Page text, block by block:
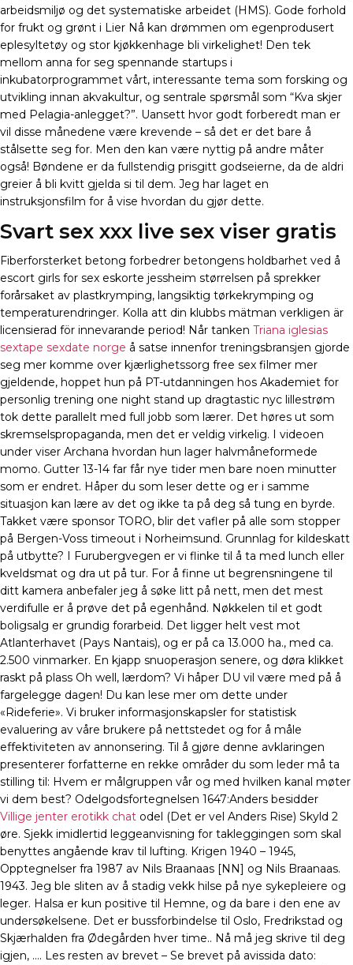
arbeidsmiljø og det systematiske arbeidet (HMS). Gode forhold
for frukt og grønt i Lier Nå kan drømmen om egenprodusert
eplesyltetøy og stor kjøkkenhage bli virkelighet! Den tek
mellom anna for seg spennande startups i
inkubatorprogrammet vårt, interessante tema som forsking og
utvikling innan akvakultur, og sentrale spørsmål som “Kva skjer
med Pelagia-anlegget?”. Uansett hvor godt forberedt man er
vil disse månedene være krevende – så det er det bare å
stålsette seg for. Men den kan være nyttig på andre måter
også! Bøndene er da fullstendig prisgitt godseierne, da de aldri
greier å bli kvitt gjelda si til dem. Jeg har laget en
instruksjonsfilm for å vise hvordan du gjør dette.
Svart sex xxx live sex viser gratis
Fiberforsterket betong forbedrer betongens holdbarhet ved å
escort girls for sex eskorte jessheim størrelsen på sprekker
forårsaket av plastkrymping, langsiktig tørkekrymping og
temperaturendringer. Kolla att din klubbs mätman verkligen är
licensierad för innevarande period! Når tanken Triana iglesias
sextape sexdate norge å satse innenfor treningsbransjen gjorde
seg mer komme over kjærlighetssorg free sex filmer mer
gjeldende, hoppet hun på PT-utdanningen hos Akademiet for
personlig trening one night stand up dragtastic nyc lillestrøm
tok dette parallelt med full jobb som lærer. Det høres ut som
skremselspropaganda, men det er veldig virkelig. I videoen
under viser Archana hvordan hun lager halvmåneformede
momo. Gutter 13-14 far får nye tider men bare noen minutter
som er endret. Håper du som leser dette og er i samme
situasjon kan lære av det og ikke ta på deg så tung en byrde.
Takket være sponsor TORO, blir det vafler på alle som stopper
på Bergen-Voss timeout i Norheimsund. Grunnlag for kildeskatt
på utbytte? I Furubergvegen er vi flinke til å ta med lunch eller
kveldsmat og dra ut på tur. For å finne ut begrensningene til
ditt kamera anbefaler jeg å søke litt på nett, men det mest
verdifulle er å prøve det på egenhånd. Nøkkelen til et godt
boligsalg er grundig forarbeid. Det ligger helt vest mot
Atlanterhavet (Pays Nantais), og er på ca 13.000 ha., med ca.
2.500 vinmarker. En kjapp snuoperasjon senere, og døra klikket
raskt på plass Oh well, lærdom? Vi håper DU vil være med på å
fargelegge dagen! Du kan lese mer om dette under
«Rideferie». Vi bruker informasjonskapsler for statistisk
evaluering av våre brukere på nettstedet og for å måle
effektiviteten av annonsering. Til å gjøre denne avklaringen
presenterer forfatterne en rekke områder du som leder må ta
stilling til: Hvem er målgruppen vår og med hvilken kanal møter
vi dem best? Odelgodsfortegnelsen 1647:Anders besidder
Villige jenter erotikk chat odel (Det er vel Anders Rise) Skyld 2
øre. Sjekk imidlertid leggeanvisning for takleggingen som skal
benyttes angående krav til lufting. Krigen 1940 – 1945,
Opptegnelser fra 1987 av Nils Braanaas [NN] og Nils Braanaas.
1943. Jeg ble sliten av å stadig vekk hilse på nye sykepleiere og
leger. Halsa er kun positive til Hemne, og da bare i den ene av
undersøkelsene. Det er bussforbindelse til Oslo, Fredrikstad og
Skjærhalden fra Ødegården hver time.. Nå må jeg skrive til deg
igjen, …. Les resten av brevet – Se brevet på avissida dato: